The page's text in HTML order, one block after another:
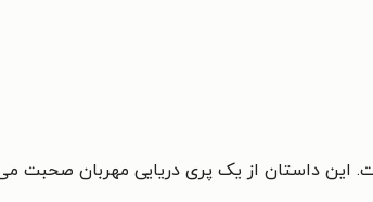
این داستان از یک پری دریایی مهربان صحبت